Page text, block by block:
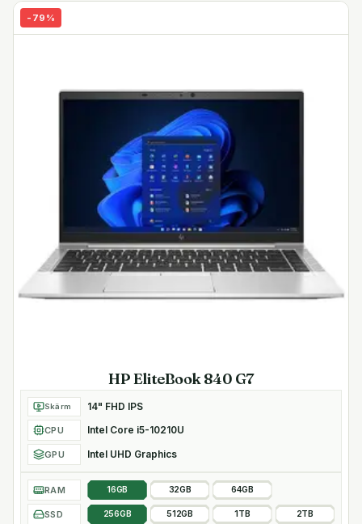
- 79 %
HP EliteBook 840 G7
Skärm 14" FHD IPS
CPU Intel Core i5-10210U
GPU Intel UHD Graphics
RAM 16GB 32GB 64GB
SSD 256GB 512GB 1TB 2TB